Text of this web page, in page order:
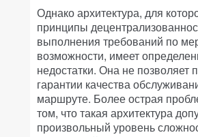
Однако архитектура, для
принципы
выполнения требований по
возможности, имеет
недостатки. Она не позволяет
гарантии качества
маршруте. Более острая
том, что такая архитектура
произвольный уровень